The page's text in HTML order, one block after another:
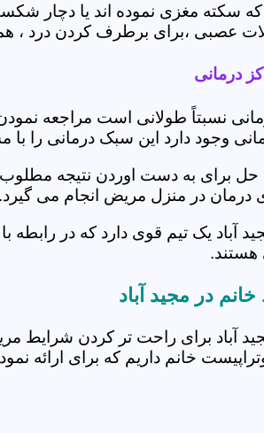
که سکته مغزی نموده اند یا دچار
عصبی ،برای برطرف کردن درد ،
درمانی
نسبتاً طولانی است مراجعه
وجود دارد این سبک درمانی را
برای به دست اوردن نتیجه مطلوب
درمان در منزل مریض انجام می گیرد.
آباد یک تیم قوی دارد که در
در مجید آباد
آباد برای راحت تر کردن شرایط
خانم داریم که برای ارائه